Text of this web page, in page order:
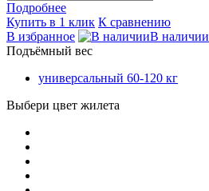
Подробнее
Купить в 1 клик К сравнению
В избранное
В наличии
Подъёмный вес
универсальный 60-120 кг
Выбери цвет жилета